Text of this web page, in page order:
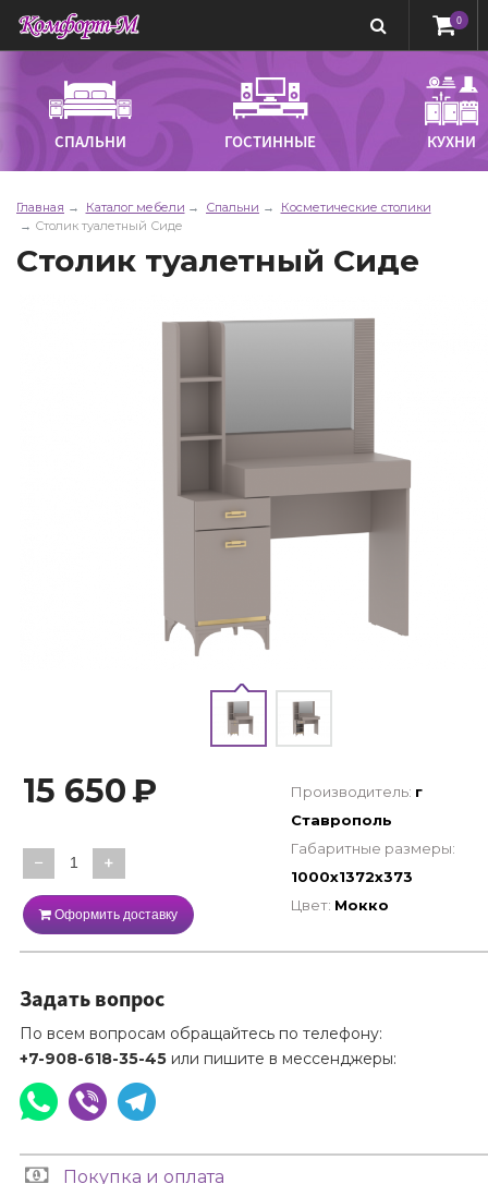
0
СПАЛЬНИ ГОСТИННЫЕ КУХНИ
Главная Каталог мебели Спальни
Косметические столики
Столик туалетный Сиде
Столик туалетный Сиде
15 650₽
− +
Оформить доставку
Производитель: г
Ставрополь
Габаритные размеры:
1000х1372х373
Цвет: Мокко
Задать вопрос
По всем вопросам обращайтесь по телефону:
+7-908-618-35-45 или пишите в мессенджеры:
Покупка и оплата